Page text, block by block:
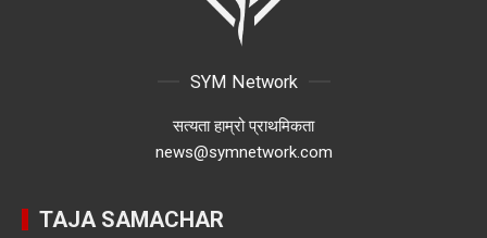
SYM Network
सत्यता हाम्रो प्राथमिकता
news@symnetwork.com
TAJA SAMACHAR